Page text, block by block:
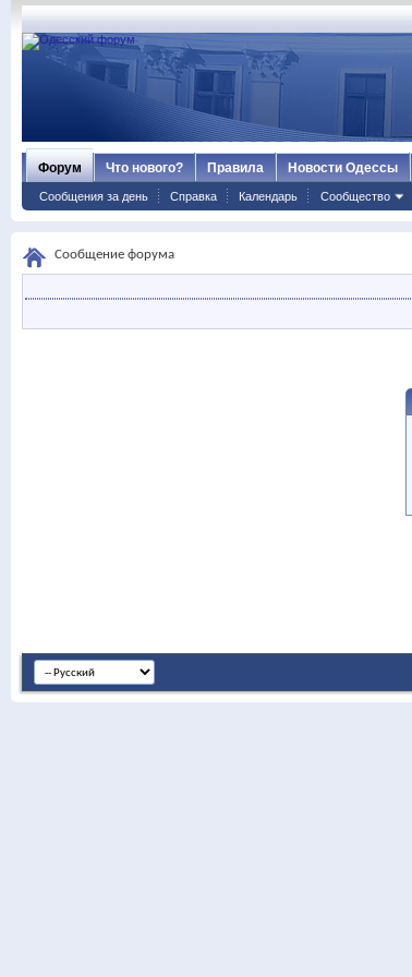
Форум
Сообщения за день Справка Календарь Сообщество
Что нового? Правила Новости Одессы
Сообщение форума